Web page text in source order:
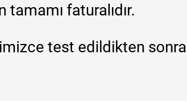
tamamı faturalıdır.
test edildikten sonra